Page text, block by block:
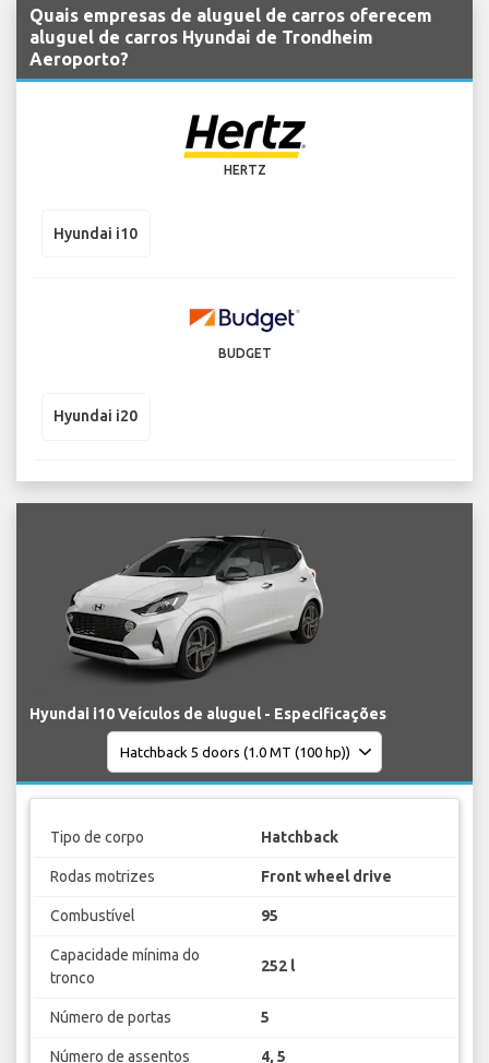
Quais empresas de aluguel de carros oferecem
aluguel de carros Hyundai de Trondheim
Aeroporto?
HERTZ
Hyundai i10
BUDGET
Hyundai i20
Hyundai i10 Veículos de aluguel - Especificações
Tipo de corpo Hatchback
Rodas motrizes Front wheel drive
Combustível 95
Capacidade mínima do
tronco
252 l
Número de portas 5
Número de assentos 4, 5